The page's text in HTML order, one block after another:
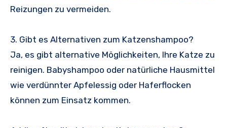
Reizungen zu vermeiden.
3. Gibt es Alternativen zum Katzenshampoo?
Ja, es gibt alternative Möglichkeiten, Ihre Katze zu
reinigen. Babyshampoo oder natürliche Hausmittel
wie verdünnter Apfelessig oder Haferflocken
können zum Einsatz kommen.